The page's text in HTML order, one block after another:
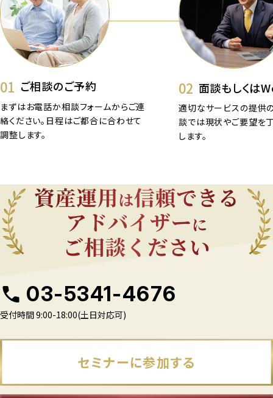
01 ご相談のご予約
まずはお電話か相談フォームからご連
絡ください。日程はご都合に合わせて
調整します。
02 面談もしくは
適切なサービスの提供
談では現状やご要望を
します。
03-5341-4676
受付時間 9:00-18:00(土日対応可)
セミナーに参加する